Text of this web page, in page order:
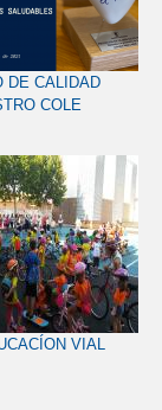
DE CALIDAD
COLE
VIAL